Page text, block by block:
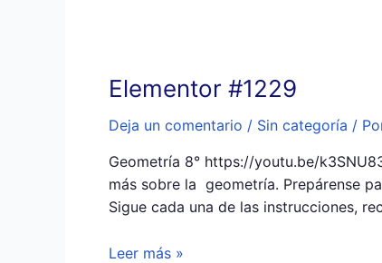
Elementor #1229
Deja un comentario / Sin categoría /
Geometría 8° https://youtu.be/
más sobre la geometría. Prepárense
Sigue cada una de las instrucciones,
Leer más »